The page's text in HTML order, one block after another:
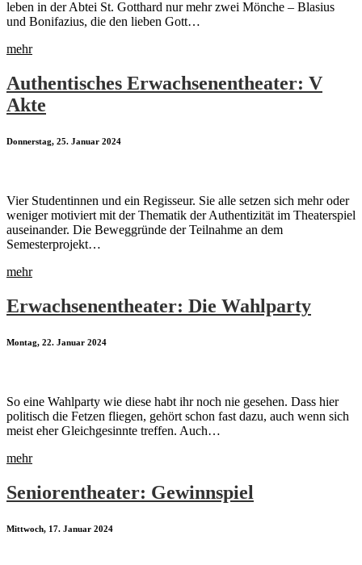
leben in der Abtei St. Gotthard nur mehr zwei Mönche – Blasius
und Bonifazius, die den lieben Gott…
mehr
Authentisches Erwachsenentheater: V
Akte
Donnerstag, 25. Januar 2024
Vier Studentinnen und ein Regisseur. Sie alle setzen sich mehr oder
weniger motiviert mit der Thematik der Authentizität im Theaterspiel
auseinander. Die Beweggründe der Teilnahme an dem
Semesterprojekt…
mehr
Erwachsenentheater: Die Wahlparty
Montag, 22. Januar 2024
So eine Wahlparty wie diese habt ihr noch nie gesehen. Dass hier
politisch die Fetzen fliegen, gehört schon fast dazu, auch wenn sich
meist eher Gleichgesinnte treffen. Auch…
mehr
Seniorentheater: Gewinnspiel
Mittwoch, 17. Januar 2024